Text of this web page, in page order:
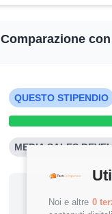
Noi e altre 0
Comparazione
QUESTO STIPENDIO
MEDIA SALES